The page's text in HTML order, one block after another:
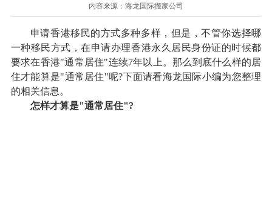
输到澳大利亚，移民如何跨国搬家？上海移民搬家到塞浦路斯，国际搬
从秦皇岛市托运到美国从重庆市托运到美国 从上海市托运到澳大利亚
张家界市托运到美国 从厦门市托运到美国 从张家界市托运到美国 从上海
市搬家到柬埔寨 从上海市搬家到英国从南京市搬家到加拿大从大连市搬
家到英国从佛山市搬家到美国从北京市搬家到西班牙
内容来源：海龙国际搬家公司
申请香港移民的方式多种多样，但是，不管你选择哪
一种移民方式，在申请办理香港永久居民身份证的时候都
要求在香港"通常居住"连续7年以上。那么到底什么样的居
住才能算是"通常居住"呢?下面请看海龙国际小编为您整理
的相关信息。
怎样才算是"通常居住"?